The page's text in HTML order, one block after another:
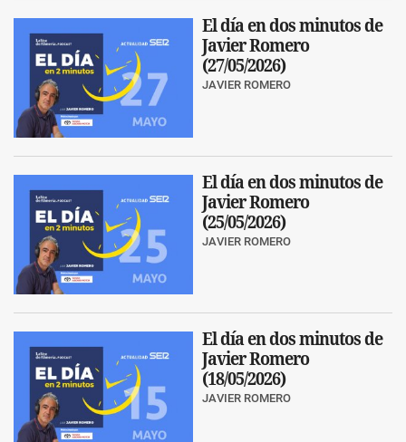
El día en dos minutos de
Javier Romero
(27/05/2026)
JAVIER ROMERO
El día en dos minutos de
Javier Romero
(25/05/2026)
JAVIER ROMERO
El día en dos minutos de
Javier Romero
(18/05/2026)
JAVIER ROMERO